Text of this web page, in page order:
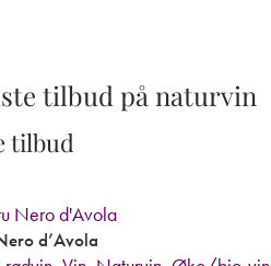
tilbud på naturvin
tilbud
d’Avola